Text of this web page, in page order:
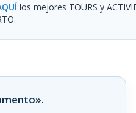
los mejores TOURS y